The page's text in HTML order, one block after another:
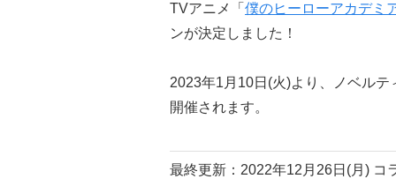
TVアニメ「 僕のヒーローアカデミ
ンが決定しました！
2023年1月10日(火)より、ノベル
開催されます。
最終更新：2022年12月26日(月) コ